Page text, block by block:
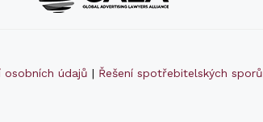
osobních údajů | Řešení spotřebitelských sporů